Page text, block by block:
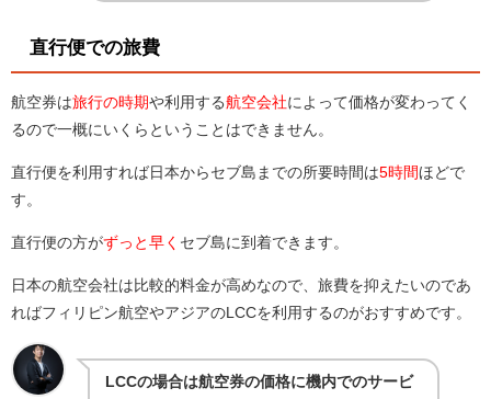
直行便での旅費
航空券は旅行の時期や利用する航空会社によって価格が変わってく
るので一概にいくらということはできません。
直行便を利用すれば日本からセブ島までの所要時間は5時間ほどで
す。
直行便の方がずっと早く セブ島に到着できます。
日本の航空会社は比較的料金が高めなので、旅費を抑えたいのであ
ればフィリピン航空やアジアのLCCを利用するのがおすすめです。
LCCの場合は航空券の価格に機内でのサービ